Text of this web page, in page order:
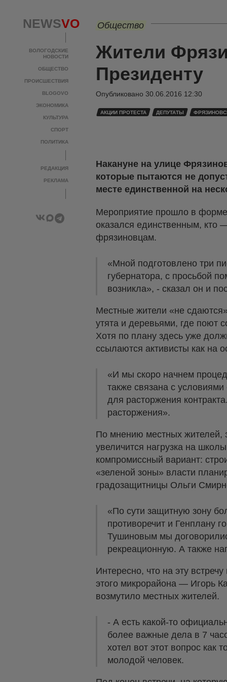
NEWSVO
ВОЛОГОДСКИЕ
НОВОСТИ
ОБЩЕСТВО
ПРОИСШЕСТВИЯ
BLOGOVO
ЭКОНОМИКА
КУЛЬТУРА
СПОРТ
ПОЛИТИКА
РЕДАКЦИЯ
РЕКЛАМА
Общество
Жители
Президенту
Опубликовано 30.06.2016 12:30
АКЦИИ ПРОТЕСТА ДЕПУТАТЫ
Накануне на улице
которые пытаются не
месте единственной на
Мероприятие прошло в
оказался единственным, кто
фрязиновцам.
«Мной подготовлено три
губернатора, с просьбой
возникла», - сказал он и
Местные жители «не
утята и деревьями, где поют
Хотя по плану здесь уже
ссылаются активисты как на
«И мы скоро начнем
также связана с
для расторжения
расторжения».
По мнению местных жителей,
увеличится нагрузка на
компромиссный вариант:
«зеленой зоны» власти
градозащитницы Ольги
«По сути защитную зону
противоречит и Генплану
Тушиновым мы
рекреационную. А также
Интересно, что на эту
этого микрорайона — Игорь
возмутило местных жителей.
- А есть какой-то
более важные дела в 7
хотел вот этот вопрос как
молодой человек.